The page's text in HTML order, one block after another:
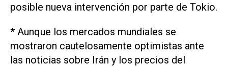
posible nueva intervención por parte de Tokio.
* Aunque los mercados mundiales se
mostraron cautelosamente optimistas ante
las noticias sobre Irán y los precios del